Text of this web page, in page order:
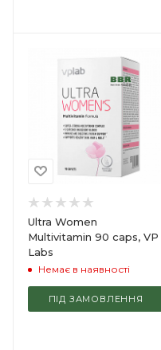
Ultra Women
Multivitamin 90 caps, VP
Labs
Немає в наявності
ПІД ЗАМОВЛЕННЯ